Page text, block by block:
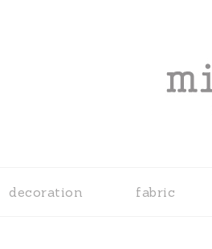
decoration fabric